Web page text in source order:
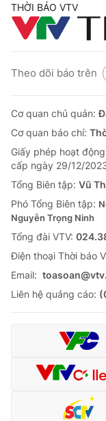
THỜI BÁO VTV
Theo dõi báo trên
Cơ quan chủ quản:
Cơ quan báo chí:
Giấy phép hoạt
cấp ngày 29/12/
Tổng Biên tập: Vũ
Phó Tổng Biên tập:
Nguyễn Trọng Ninh
Tổng đài VTV:
Ðiện thoại Thời báo
Email:
Liên hệ quảng cáo: